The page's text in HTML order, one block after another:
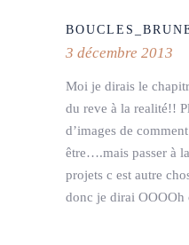
3 décembre 2013
Moi je dirais le
du reve à la realité!!
d’images de
être….mais passer à
projets c est autre
donc je dirai